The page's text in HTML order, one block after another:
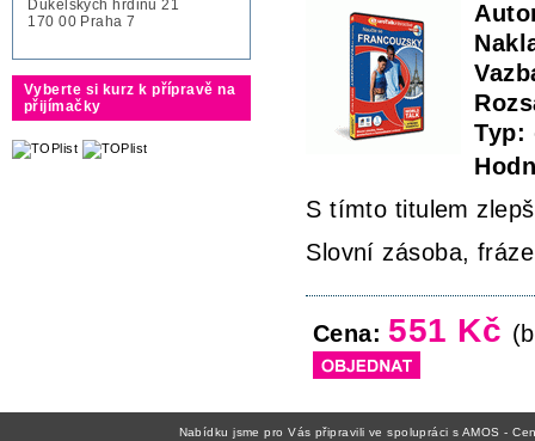
Dukelských hrdinů 21
170 00 Praha 7
Vyberte si kurz k přípravě na
přijímačky
Typ:
S tímto titulem
Slovní zásoba,
Cena: 551 Kč
Nabídku jsme pro Vás připravili ve spolupráci s AMOS -